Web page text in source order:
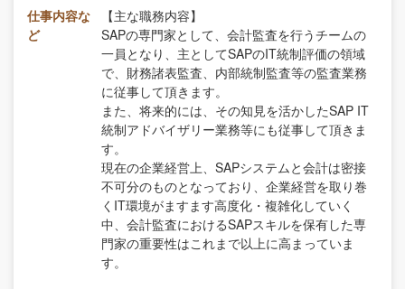
仕事内容な
ど
【主な職務内容】
SAPの専門家として、会計監査を行うチームの
一員となり、主としてSAPのIT統制評価の領域
で、財務諸表監査、内部統制監査等の監査業務
に従事して頂きます。
また、将来的には、その知見を活かしたSAP IT
統制アドバイザリー業務等にも従事して頂きま
す。
現在の企業経営上、SAPシステムと会計は密接
不可分のものとなっており、企業経営を取り巻
くIT環境がますます高度化・複雑化していく
中、会計監査におけるSAPスキルを保有した専
門家の重要性はこれまで以上に高まっていま
す。